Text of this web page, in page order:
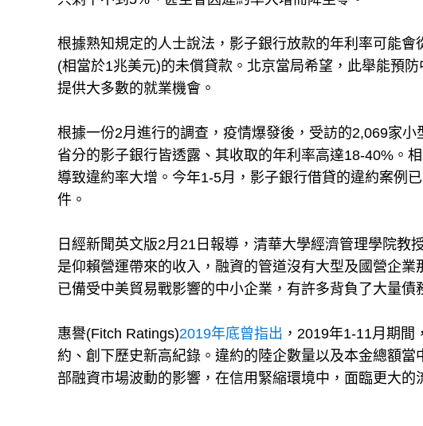
根據熟知規定的人士說法，影子銀行放款的年利率可能
(相當於1兆美元)的未償貸款。北京當局希望，此舉能預
提供大多數的就業機會。
根據一份2月進行的調查，疫情爆發後，受訪的2,069家
省分的影子銀行皆透露、其收取的年利率高達18-40%。
導致違約率大增。今年1-5月，影子銀行借貸的違約案例
件。
日經新聞英文版2月21日報導，清華大學經濟管理學院教
是仰賴營運帶來的收入，融資的管道沒有大型及國營企
已備受中美貿易戰影響的中小企業，有許多背負了大量債
惠譽(Fitch Ratings)2019年底曾指出 ，2019年1-11月期
約、創下歷史新高紀錄。違約的陸企數量以及本金總額
部融資市場波動的影響，在信用緊縮環境中，面臨更大的